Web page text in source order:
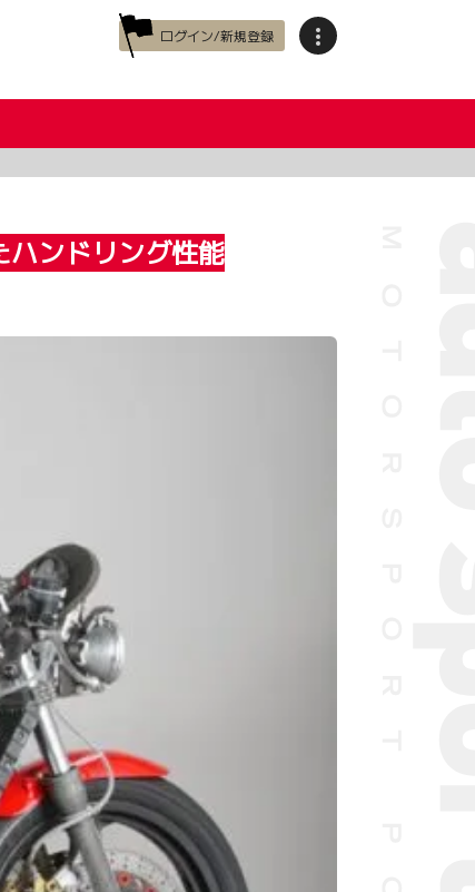
ログイン/新規登録
ンドリング性能